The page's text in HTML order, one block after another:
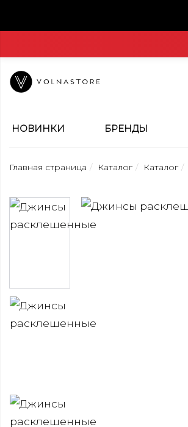
НОВИНКИ БРЕНДЫ
Главная страница Каталог Каталог